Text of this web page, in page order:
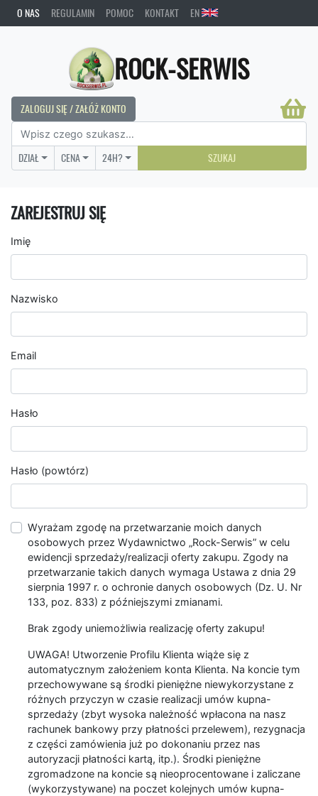
O NAS REGULAMIN POMOC KONTAKT EN
ROCK-SERWIS
ZALOGUJ SIĘ / ZAŁÓŻ KONTO
DZIAŁ CENA 24H? SZUKAJ
ZAREJESTRUJ SIĘ
Imię
Nazwisko
Email
Hasło
Hasło (powtórz)
Wyrażam zgodę na przetwarzanie moich danych
osobowych przez Wydawnictwo „Rock-Serwis” w celu
ewidencji sprzedaży/realizacji oferty zakupu. Zgody na
przetwarzanie takich danych wymaga Ustawa z dnia 29
sierpnia 1997 r. o ochronie danych osobowych (Dz. U. Nr
133, poz. 833) z późniejszymi zmianami.
Brak zgody uniemożliwia realizację oferty zakupu!
UWAGA! Utworzenie Profilu Klienta wiąże się z
automatycznym założeniem konta Klienta. Na koncie tym
przechowywane są środki pieniężne niewykorzystane z
różnych przyczyn w czasie realizacji umów kupna-
sprzedaży (zbyt wysoka należność wpłacona na nasz
rachunek bankowy przy płatności przelewem), rezygnacja
z części zamówienia już po dokonaniu przez nas
autoryzacji płatności kartą, itp.). Środki pieniężne
zgromadzone na koncie są nieoprocentowane i zaliczane
(wykorzystywane) na poczet kolejnych umów kupna-